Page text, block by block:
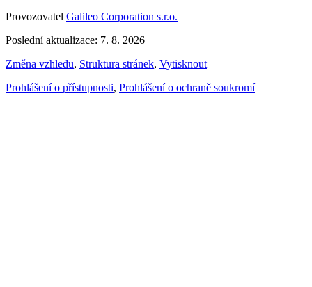
Provozovatel Galileo Corporation s.r.o.
Poslední aktualizace: 7. 8. 2026
Změna vzhledu, Struktura stránek, Vytisknout
Prohlášení o přístupnosti, Prohlášení o ochraně soukromí